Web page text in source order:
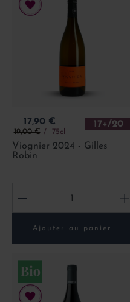
Prix
17,90 €
Prix de base
19,00 € 75cl
17+/20
Viognier 2024 - Gilles
Robin
- +
Ajouter au panier